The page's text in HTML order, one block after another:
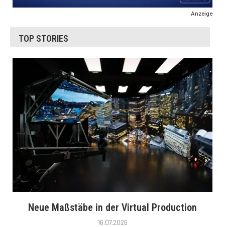
Anzeige
TOP STORIES
Neue Maßstäbe in der Virtual Production
16.07.2026